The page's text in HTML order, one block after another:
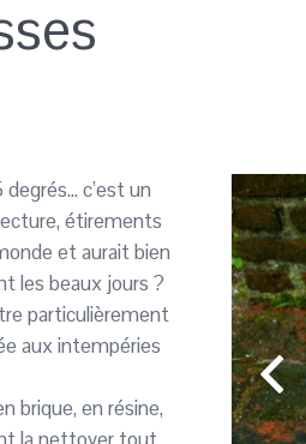
c’est un
étirements
et aurait bien
les beaux jours ?
particulièrement
aux intempéries
brique, en résine,